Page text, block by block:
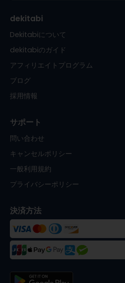
dekitabi
Dekitabiについて
dekitabiのガイド
アフィリエイトプログラム
ブログ
採用情報
サポート
問い合わせ
キャンセルポリシー
一般利用規約
プライバシーポリシー
決済方法